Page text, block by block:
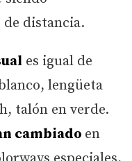
distancia.
es igual de
lengüeta
talón en verde.
cambiado en